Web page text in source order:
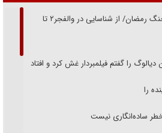
از گمنام‌ترین فرماندهان شهید جنگ رمضان/ از شناسایی در والفجر۲ تا
را گفتم فیلمبردار غش کرد و افتاد
را
ساده‌انگاری نیست